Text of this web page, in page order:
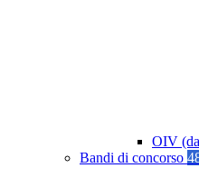
OIV
Bandi di concorso